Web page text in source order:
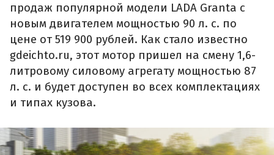
продаж популярной модели LADA Granta с
новым двигателем мощностью 90 л. с. по
цене от 519 900 рублей. Как стало известно
gdeichto.ru, этот мотор пришел на смену 1,6-
литровому силовому агрегату мощностью 87
л. с. и будет доступен во всех комплектациях
и типах кузова.